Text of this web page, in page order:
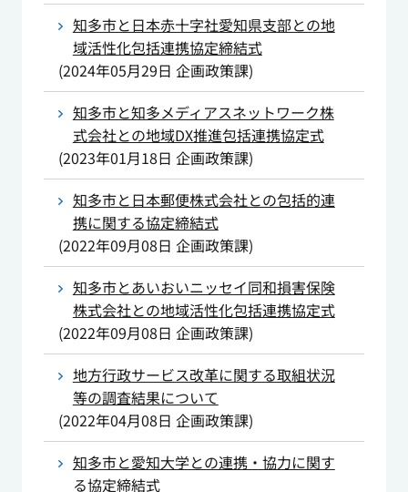
知多市と日本赤十字社愛知県支部との地
域活性化包括連携協定締結式
(2024年05月29日 企画政策課)
知多市と知多メディアスネットワーク株
式会社との地域DX推進包括連携協定式
(2023年01月18日 企画政策課)
知多市と日本郵便株式会社との包括的連
携に関する協定締結式
(2022年09月08日 企画政策課)
知多市とあいおいニッセイ同和損害保険
株式会社との地域活性化包括連携協定式
(2022年09月08日 企画政策課)
地方行政サービス改革に関する取組状況
等の調査結果について
(2022年04月08日 企画政策課)
知多市と愛知大学との連携・協力に関す
る協定締結式